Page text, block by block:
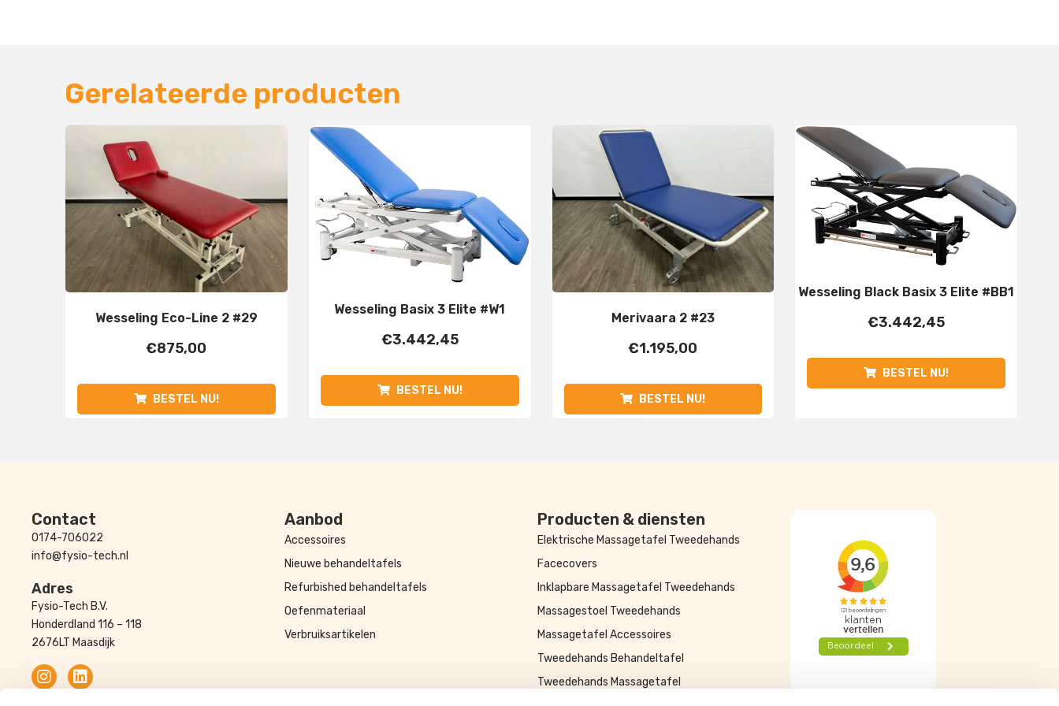
Gerelateerde producten
Wesseling Eco-Line 2 #29
€875,00
BESTEL NU!
Wesseling Basix 3 Elite #W1
€3.442,45
BESTEL NU!
Merivaara 2 #23
€1.195,00
BESTEL NU!
Wesseling Black Basix 3 Elite #BB1
€3.442,45
BESTEL NU!
Contact
0174-706022
info@fysio-tech.nl
Adres
Fysio-Tech B.V.
Honderdland 116 – 118
2676LT Maasdijk
Aanbod
Accessoires
Nieuwe behandeltafels
Refurbished behandeltafels
Oefenmateriaal
Verbruiksartikelen
Producten & diensten
Elektrische Massagetafel Tweedehands
Facecovers
Inklapbare Massagetafel Tweedehands
Massagestoel Tweedehands
Massagetafel Accessoires
Tweedehands Behandeltafel
Tweedehands Massagetafel